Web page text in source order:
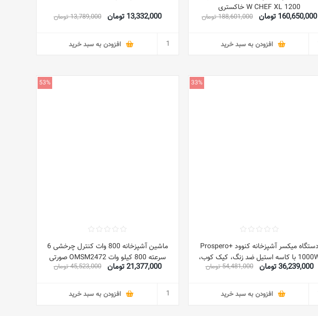
1200 W CHEF XL خاکستری
160,650,000 تومان 188,601,000 تومان
افزودن به سبد خرید
13,332,000 تومان 13,789,000 تومان
افزودن به سبد خرید
33%
دستگاه میکسر آشپزخانه کنوود Prospero+
1000W با کاسه استیل ضد زنگ، کیک کوب،
همزن، قلاب خمیر، مخلوط کن 1000 W
36,239,000 تومان 54,481,000 تومان
افزودن به سبد خرید
53%
ماشین آشپزخانه 800 وات کنترل چرخشی 6
سرعته 800 کیلو وات OMSM2472 صورتی
21,377,000 تومان 45,523,000 تومان
افزودن به سبد خرید